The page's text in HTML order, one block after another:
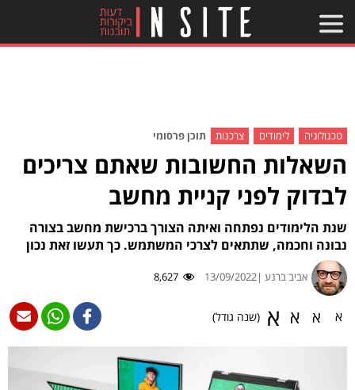
טכנולוגיה לימודים צרכנות תוכן פרסומי
השאלות החשובות שאתם צריכים
לבדוק לפני קניית מחשב
שנת הלימודים נפתחה ואיתה הצורך ברכישת מחשב בצורה
נבונה וחכמה, שתתאים לצרכי המשתמש. כך תעשו זאת נכון
אביב ברנע |13/09/2022
8,627
א א א א (שנה גודל)